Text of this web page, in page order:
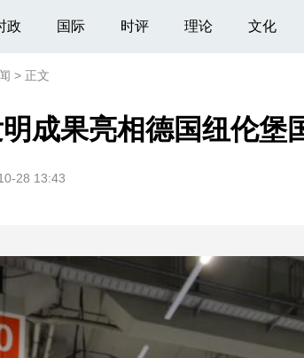
政 国际 时评 理论 文化
> 正文
成果亮相德国纽伦堡
28 13:43